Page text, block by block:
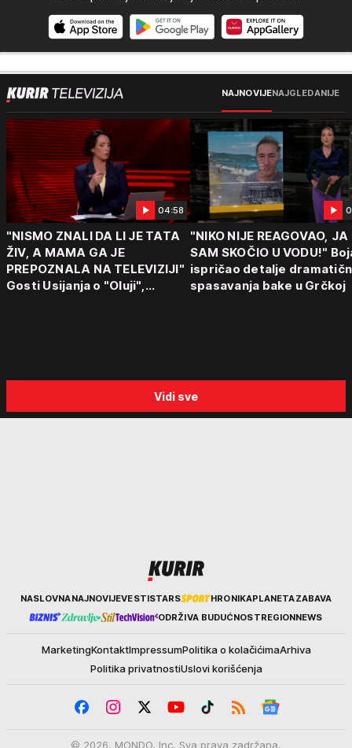
NAJNOVIJENAJGLEDANIJE
04:58
"NISMO ZNALI DA LI JE TATA
ŽIV, A MAMA GA JE
PREPOZNALA NA TELEVIZIJI"
Gosti Usijanja o "Oluji",
"NIKO NIJE REAGOVAO, JA
SAM SKOČIO U VODU!"
ispričao detalje
spasavanja bake u Grčkoj
Vidi sve
KurirNASLOVNANAJNOVIJEVESTISTARS HRONIKAPLANETAZABAVA
ODRŽIVA BUDUĆNOSTREGIONNEWS
MarketingKontaktImpressumPolitika o kolačićimaArhiva
Politika privatnostiUslovi korišćenja
© 2026. MONDO, Inc. Sva prava zadržana.